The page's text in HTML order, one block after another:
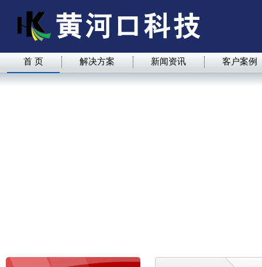
首 页 解决方案 新闻资讯 客户案例